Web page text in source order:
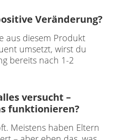
Veränderung?
aus diesem Produkt
umsetzt, wirst du
bereits nach 1-2
versucht –
funktionieren?
Meistens haben Eltern